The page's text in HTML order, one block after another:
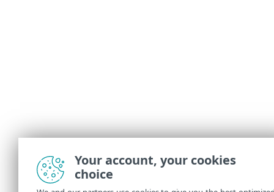
Your account, your cookies
choice